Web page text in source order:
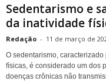
Sedentarismo e
da inatividade
Redação - 11 de março de
O sedentarismo,
físicas, é considerado um dos
doenças crônicas não